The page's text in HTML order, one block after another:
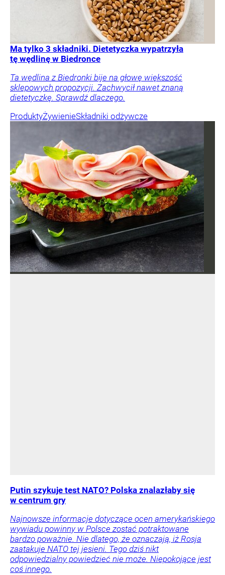
Ma tylko 3 składniki. Dietetyczka wypatrzyła
tę wędlinę w Biedronce
Ta wędlina z Biedronki bije na głowę większość
sklepowych propozycji. Zachwycił nawet znaną
dietetyczkę. Sprawdź dlaczego.
ProduktyŻywienieSkładniki odżywcze
Putin szykuje test NATO? Polska znalazłaby się
w centrum gry
Najnowsze informacje dotyczące ocen amerykańskiego
wywiadu powinny w Polsce zostać potraktowane
bardzo poważnie. Nie dlatego, że oznaczają, iż Rosja
zaatakuje NATO tej jesieni. Tego dziś nikt
odpowiedzialny powiedzieć nie może. Niepokojące jest
coś innego.